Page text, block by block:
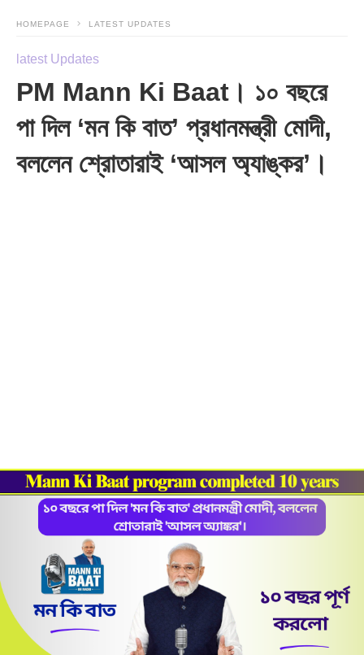
HOMEPAGE LATEST UPDATES
latest Updates
PM Mann Ki Baat। ১০ বছরে
পা দিল ‘মন কি বাত’ প্রধানমন্ত্রী মোদী,
বললেন শ্রোতারাই ‘আসল অ্যাঙ্কর’।